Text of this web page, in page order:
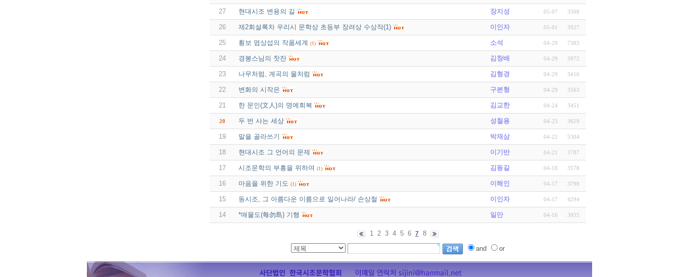
27 현대시조 변용의 길 장지성 05-07 3508
26 제2회설록차 우리시 문학상 초등부 장려상 수상작(1) 이인자 05-01 3927
25 횡보 염상섭의 작품세계 (1) 소석 04-29 7383
24 경봉스님의 찻잔 김창배 04-29 3972
23 나무처럼, 계곡의 물처럼 김형경 04-29 3416
22 변화의 시작은 구본형 04-29 3563
21 한 문인(文人)의 명예회복 김교한 04-24 3451
20 두 번 사는 세상 성철용 04-23 3629
19 말을 골라쓰기 박재삼 04-22 5304
18 현대시조 그 언어의 문제 이기반 04-21 3787
17 시조문학의 부흥을 위하여 (1) 김동길 04-18 3578
16 마음을 위한 기도 (1) 이해인 04-17 3798
15 동시조, 그 아름다운 이름으로 일어나라/ 손상철 이인자 04-17 4294
14 *매물도(每勿島) 기행 일만 04-16 3955
1 2 3 4 5 6 7
8
and
or